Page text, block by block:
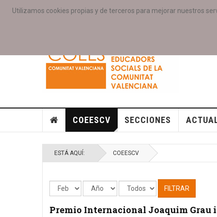
Utilizamos cookies propias y de terceros para mejorar nuestros
PORTADA ACCESO COLEGIAD@S GALERIAS
COEESCV SECCIONES
ESTÁ AQUÍ: COEESCV
FILTRAR
Premio Internacional Joaquim Grau i